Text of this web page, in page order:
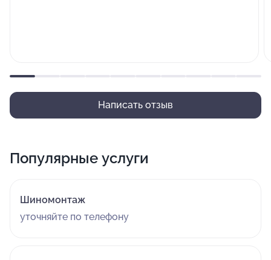
Написать отзыв
Популярные услуги
Шиномонтаж
уточняйте по телефону